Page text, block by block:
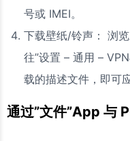
号或 IMEI。
下载壁纸/铃声： 浏
往”设置 – 通用 –
载的描述文件，即可应
通过”文件”App 与